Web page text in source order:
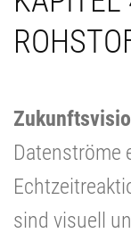
Datenströme
sind visuell